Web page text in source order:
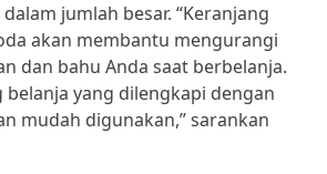
jumlah besar. “Keranjang
akan membantu mengurangi
dan bahu Anda saat berbelanja.
belanja yang dilengkapi dengan
mudah digunakan,” sarankan